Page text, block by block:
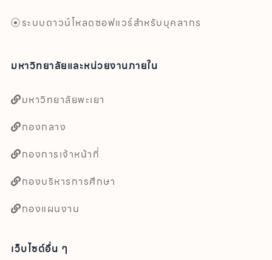
ระบบดาวน์โหลดซอฟแวร์สำหรับบุคลากร
มหาวิทยาลัยและหน่วยงานภายใน
มหาวิทยาลัยพะเยา
กองกลาง
กองการเจ้าหน้าที่
กองบริหารการศึกษา
กองแผนงาน
เว็บไซต์อื่น ๆ